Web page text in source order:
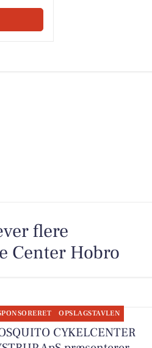
flere
Center Hobro
OPSLAGSTAVLEN
CYKELCENTER